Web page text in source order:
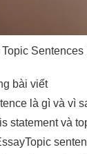
bài viết
là gì và vì
statement và
Topic